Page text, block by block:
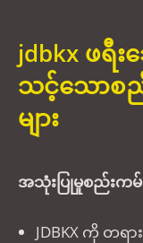
jdbkx ဖရီ
သင့်‌သောစ
များ
အသုံးပြုမှုစည်းကမ်
JDBKX ကို တရ